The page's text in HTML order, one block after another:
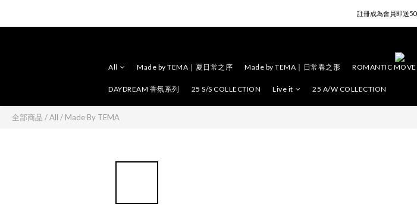
註冊成為會員即送
註冊成為會員即送
註冊成為會員即送
All Made by TEMA｜夏日常之序 Made by TEMA｜日常春之形 ROMANTIC MOVE
DAYDREAM 香氛系列 25 S/S COLLECTION Live it 25 A/W COLLECTION
全部商品 /All / Made By TEMA